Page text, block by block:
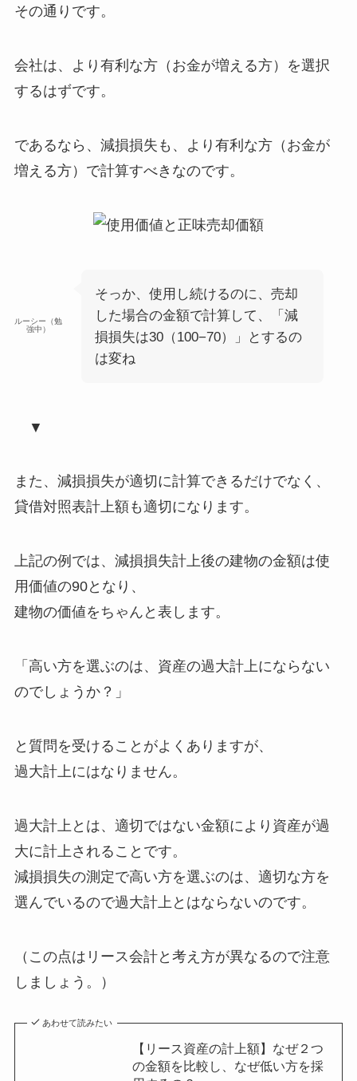
その通りです。
会社は、より有利な方（お金が増える方）を選択
するはずです。
であるなら、 減損損失も、より有利な方（お金が
増える方）で計算すべき なのです。
ルーシー（勉
強中）
そっか、使用し続けるのに、売却
した場合の金額で計算して、「減
損損失は30（100−70）」とするの
は変ね
▼
また、減損損失が適切に計算できるだけでなく、
貸借対照表計上額も適切になります。
上記の例では、 減損損失計上後の建物の金額は使
用価値の90となり、
建物の価値をちゃんと表します。
「高い方を選ぶのは、資産の過大計上にならない
のでしょうか？」
と質問を受けることがよくありますが、
過大計上にはなりません。
過大計上とは、適切ではない金額により資産が過
大に計上されることです。
減損損失の測定で高い方を選ぶのは、 適切な方を
選んでいるので過大計上とはならないのです。
（この点はリース会計と考え方が異なるので注意
しましょう。）
あわせて読みたい
【リース資産の計上額】なぜ２つ
の金額を比較し、なぜ低い方を採